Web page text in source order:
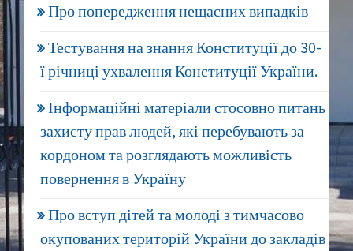
Про попередження нещасних випадків
Тестування на знання Конституції до 30-
ї річниці ухвалення Конституції України.
Інформаційні матеріали стосовно питань
захисту прав людей, які перебувають за
кордоном та розглядають можливість
повернення в Україну
Про вступ дітей та молоді з тимчасово
окупованих територій України до закладів